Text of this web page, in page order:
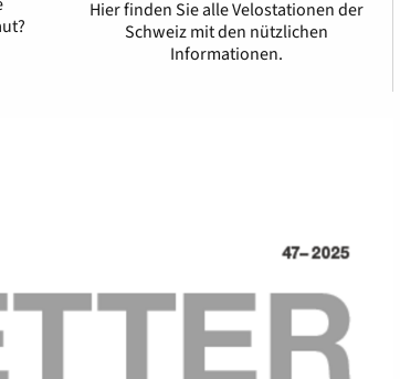
Hier finden Sie alle Velostationen der
Schweiz mit den nützlichen
Informationen.